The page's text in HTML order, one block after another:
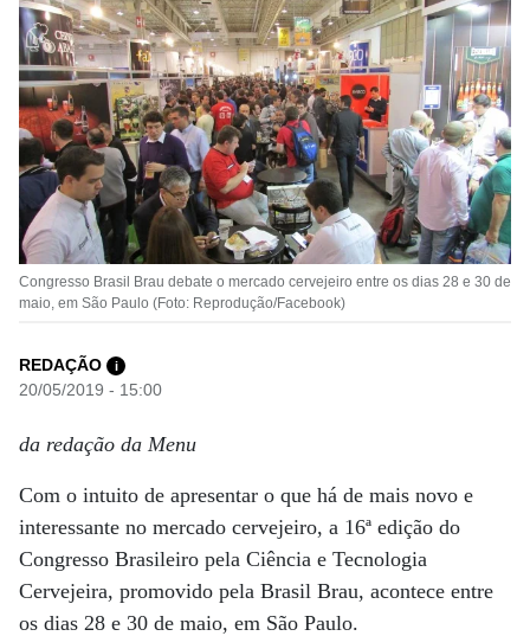
Congresso Brasil Brau debate o mercado cervejeiro entre os dias 28 e 30 de
maio, em São Paulo (Foto: Reprodução/Facebook)
REDAÇÃO i
20/05/2019 - 15:00
da redação da Menu
Com o intuito de apresentar o que há de mais novo e
interessante no mercado cervejeiro, a 16ª edição do
Congresso Brasileiro pela Ciência e Tecnologia
Cervejeira, promovido pela Brasil Brau, acontece entre
os dias 28 e 30 de maio, em São Paulo.